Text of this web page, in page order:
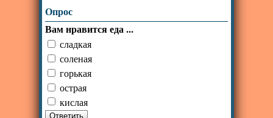
Опрос
Вам нравится еда ...
сладкая
соленая
горькая
острая
кислая